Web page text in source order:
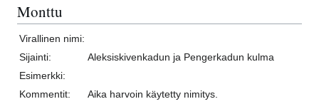
Monttu
Virallinen nimi:
Sijainti:
Aleksiskivenkadun ja Pengerkadun kulma
Esimerkki:
Kommentit:
Aika harvoin käytetty nimitys.